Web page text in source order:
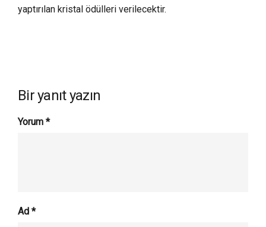
yaptırılan kristal ödülleri verilecektir.
Bir yanıt yazın
Yorum *
Ad *